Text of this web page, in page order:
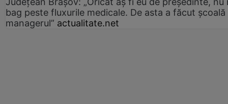
bag peste fluxurile medicale. De asta a făcut școală
managerul” actualitate.net